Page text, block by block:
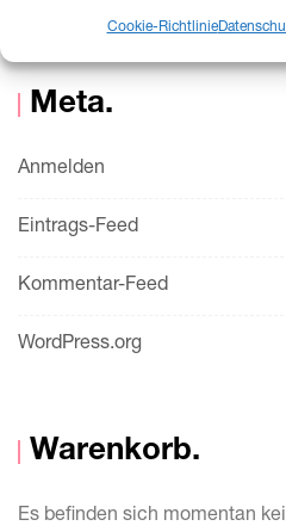
Cookie-Richtlinie
Meta.
Anmelden
Eintrags-Feed
Kommentar-Feed
WordPress.org
Warenkorb.
Es befinden sich momentan